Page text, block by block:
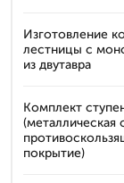
Изготовление
лестницы с
из двутавра
Комплект
(металлическая
покрытие)